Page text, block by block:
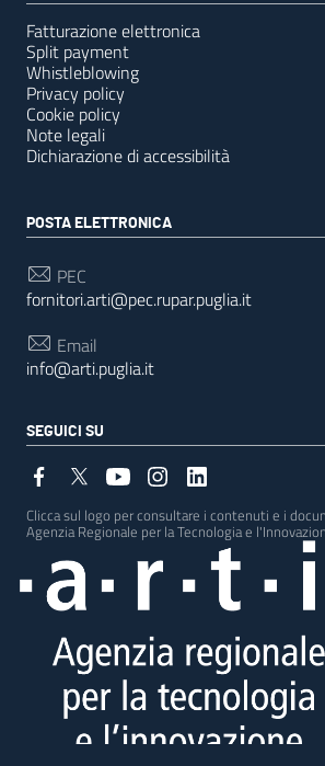
Fatturazione elettronica
Split payment
Whistleblowing
Privacy policy
Cookie policy
Note legali
Dichiarazione di accessibilità
POSTA ELETTRONICA
PEC
fornitori.arti@pec.rupar.puglia.it
Email
info@arti.puglia.it
SEGUICI SU
Clicca sul logo per consultare i contenuti e i
Agenzia Regionale per la Tecnologia e